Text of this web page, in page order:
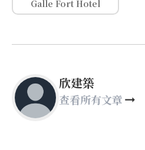
Galle Fort Hotel
欣建築
查看所有文章